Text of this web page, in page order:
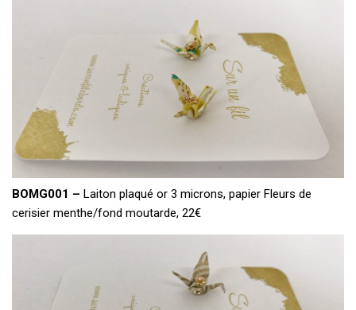
BOMG001 – Laiton plaqué or 3 microns, papier Fleurs de
cerisier menthe/fond moutarde, 22€